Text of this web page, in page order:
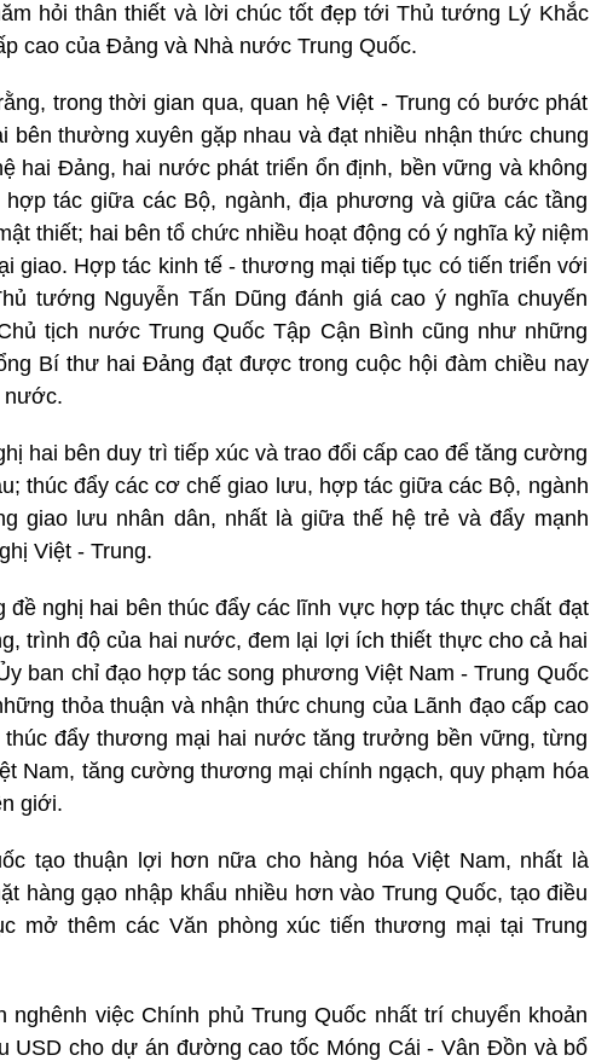
hỏi thân thiết và lời chúc tốt đẹp tới Thủ tướng Lý Khắc
cao của Đảng và Nhà nước Trung Quốc.
trong thời gian qua, quan hệ Việt - Trung có bước phát
bên thường xuyên gặp nhau và đạt nhiều nhận thức chung
hai Đảng, hai nước phát triển ổn định, bền vững và không
tác giữa các Bộ, ngành, địa phương và giữa các tầng
thiết; hai bên tổ chức nhiều hoạt động có ý nghĩa kỷ niệm
giao. Hợp tác kinh tế - thương mại tiếp tục có tiến triển với
tướng Nguyễn Tấn Dũng đánh giá cao ý nghĩa chuyến
tịch nước Trung Quốc Tập Cận Bình cũng như những
Bí thư hai Đảng đạt được trong cuộc hội đàm chiều nay
nước.
hai bên duy trì tiếp xúc và trao đổi cấp cao để tăng cường
thúc đẩy các cơ chế giao lưu, hợp tác giữa các Bộ, ngành
giao lưu nhân dân, nhất là giữa thế hệ trẻ và đẩy mạnh
Việt - Trung.
nghị hai bên thúc đẩy các lĩnh vực hợp tác thực chất đạt
trình độ của hai nước, đem lại lợi ích thiết thực cho cả hai
ban chỉ đạo hợp tác song phương Việt Nam - Trung Quốc
thỏa thuận và nhận thức chung của Lãnh đạo cấp cao
đẩy thương mại hai nước tăng trưởng bền vững, từng
Nam, tăng cường thương mại chính ngạch, quy phạm hóa
giới.
tạo thuận lợi hơn nữa cho hàng hóa Việt Nam, nhất là
hàng gạo nhập khẩu nhiều hơn vào Trung Quốc, tạo điều
mở thêm các Văn phòng xúc tiến thương mại tại Trung
việc Chính phủ Trung Quốc nhất trí chuyển khoản
USD cho dự án đường cao tốc Móng Cái - Vân Đồn và bổ